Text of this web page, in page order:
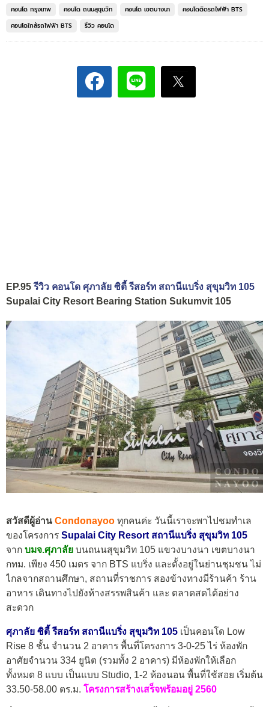
คอนโด กรุงเทพ
คอนโด ถนนสุขุมวิท คอนโด เขตบางนา
คอนโดติดรถไฟฟ้า BTS
คอนโดใกล้รถไฟฟ้า BTS
รีวิว คอนโด
EP.95รีวิว คอนโด ศุภาลัย ซิตี้ รีสอร์ท สถานีแบริ่ง สุขุมวิท 105
Supalai City Resort Bearing Station Sukumvit 105
สวัสดีผู้อ่าน Condonayoo ทุกคนค่ะ วันนี้เราจะพาไปชมทำเล
ของโครงการ Supalai City Resort สถานีแบริ่ง สุขุมวิท 105
จาก บมจ.ศุภาลัย บนถนนสุขุมวิท 105 แขวงบางนา เขตบางนา
กทม. เพียง 450 เมตร จาก BTS แบริ่ง และตั้งอยู่ในย่านชุมชน ไม่
ไกลจากสถานศึกษา, สถานที่ราชการ สองข้างทางมีร้านค้า ร้าน
อาหาร เดินทางไปยังห้างสรรพสินค้า และ ตลาดสดได้อย่าง
สะดวก
ศุภาลัย ซิตี้ รีสอร์ท สถานีแบริ่ง สุขุมวิท 105 เป็นคอนโด Low
Rise 8 ชั้น จำนวน 2 อาคาร พื้นที่โครงการ 3-0-25 ไร่ ห้องพัก
อาศัยจำนวน 334 ยูนิต (รวมทั้ง 2 อาคาร) มีห้องพักให้เลือก
ทั้งหมด 8 แบบ เป็นแบบ Studio, 1-2 ห้องนอน พื้นที่ใช้สอย เริ่มต้น
33.50-58.00 ตร.ม. โครงการสร้างเสร็จพร้อมอยู่ 2560